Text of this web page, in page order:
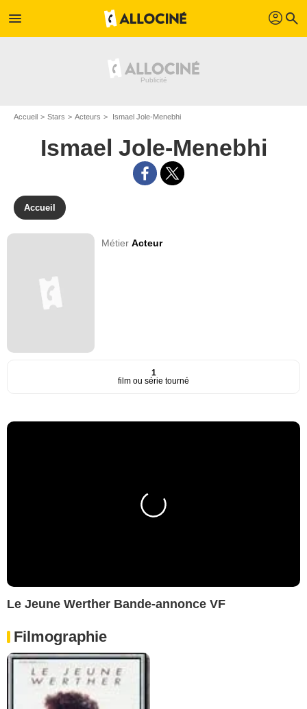
menu profil search
Accueil Stars Acteurs Ismael Jole-Menebhi
Ismael Jole-Menebhi
Accueil
MétierActeur
1
film ou série tourné
Le Jeune Werther Bande-annonce VF
Filmographie